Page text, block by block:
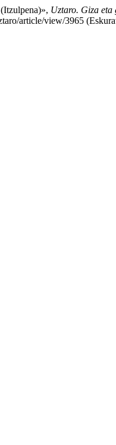
Uztaro. Giza eta
article/view/3965